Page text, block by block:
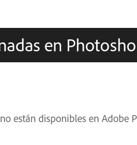
en
están disponibles en Adobe